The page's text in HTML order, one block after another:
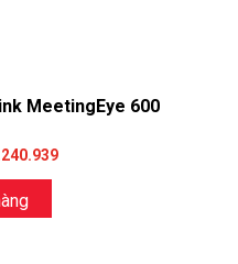
MeetingEye 600